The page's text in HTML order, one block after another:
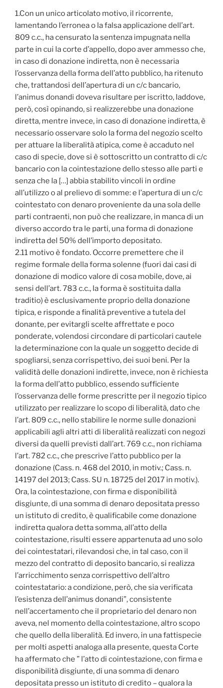
1.Con un unico articolato motivo, il ricorrente,
lamentando l’erronea o la falsa applicazione dell’art.
809 c.c., ha censurato la sentenza impugnata nella
parte in cui la corte d’appello, dopo aver ammesso che,
in caso di donazione indiretta, non è necessaria
l’osservanza della forma dell’atto pubblico, ha ritenuto
che, trattandosi dell’apertura di un c/c bancario,
l’animus donandi doveva risultare per iscritto, laddove,
però, così opinando, si realizzerebbe una donazione
diretta, mentre invece, in caso di donazione indiretta, è
necessario osservare solo la forma del negozio scelto
per attuare la liberalità atipica, come è accaduto nel
caso di specie, dove si è sottoscritto un contratto di c/c
bancario con la cointestazione dello stesso alle parti e
senza che la […] abbia stabilito vincoli in ordine
all’utilizzo o al prelievo di somme: e l’apertura di un c/c
cointestato con denaro proveniente da una sola delle
parti contraenti, non può che realizzare, in manca di un
diverso accordo tra le parti, una forma di donazione
indiretta del 50% dell’importo depositato.
2.11 motivo è fondato. Occorre premettere che il
regime formale della forma solenne (fuori dai casi di
donazione di modico valore di cosa mobile, dove, ai
sensi dell’art. 783 c.c., la forma è sostituita dalla
traditio) è esclusivamente proprio della donazione
tipica, e risponde a finalità preventive a tutela del
donante, per evitargli scelte affrettate e poco
ponderate, volendosi circondare di particolari cautele
la determinazione con la quale un soggetto decide di
spogliarsi, senza corrispettivo, dei suoi beni. Per la
validità delle donazioni indirette, invece, non è richiesta
la forma dell’atto pubblico, essendo sufficiente
l’osservanza delle forme prescritte per il negozio tipico
utilizzato per realizzare lo scopo di liberalità, dato che
l’art. 809 c.c., nello stabilire le norme sulle donazioni
applicabili agli altri atti di liberalità realizzati con negozi
diversi da quelli previsti dall’art. 769 c.c., non richiama
l’art. 782 c.c., che prescrive l’atto pubblico per la
donazione (Cass. n. 468 del 2010, in motiv.; Cass. n.
14197 del 2013; Cass. SU n. 18725 del 2017 in motiv.).
Ora, la cointestazione, con firma e disponibilità
disgiunte, di una somma di denaro depositata presso
un istituto di credito, è qualificabile come donazione
indiretta qualora detta somma, all’atto della
cointestazione, risulti essere appartenuta ad uno solo
dei cointestatari, rilevandosi che, in tal caso, con il
mezzo del contratto di deposito bancario, si realizza
l’arricchimento senza corrispettivo dell’altro
cointestatario: a condizione, però, che sia verificata
l’esistenza dell’animus donandi”, consistente
nell’accertamento che il proprietario del denaro non
aveva, nel momento della cointestazione, altro scopo
che quello della liberalità. Ed invero, in una fattispecie
per molti aspetti analoga alla presente, questa Corte
ha affermato che ” l’atto di cointestazione, con firma e
disponibilità disgiunte, di una somma di denaro
depositata presso un istituto di credito – qualora la